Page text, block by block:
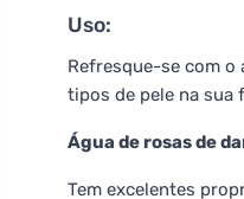
Uso:
Refresque-se com
tipos de pele na sua
Água de rosas de
Tem excelentes